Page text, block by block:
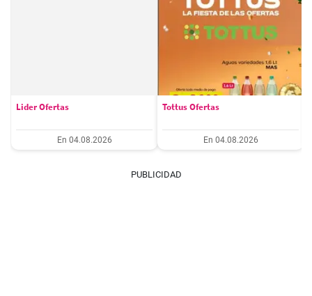
Lider Ofertas
En 04.08.2026
Tottus Ofertas
En 04.08.2026
PUBLICIDAD